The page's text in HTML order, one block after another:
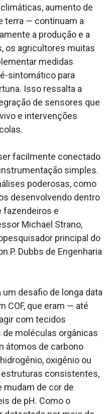
aumento de
terra — continuam a
a produção e a
os agricultores muitas
medidas
sintomático para
Isso ressalta a
de sensores que
e intervenções
facilmente conectado
simples.
poderosas, como
desenvolvendo dentro
fazendeiros e
Michael Strano,
principal do
P. Dubbs de Engenharia
um desafio de longa data
COF, que eram — até
com tecidos
de moléculas orgânicas
átomos de carbono
oxigênio ou
consistentes,
mudam de cor de
de pH. Como o